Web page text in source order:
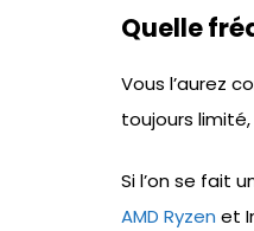
Quelle
Vous l’aurez
toujours
Si l’on se fait
AMD Ryzen et